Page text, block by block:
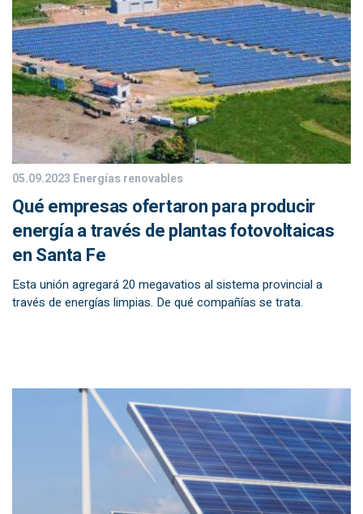
05.09.2023 Energías renovables
Qué empresas ofertaron para producir
energía a través de plantas fotovoltaicas
en Santa Fe
Esta unión agregará 20 megavatios al sistema provincial a
través de energías limpias. De qué compañías se trata.